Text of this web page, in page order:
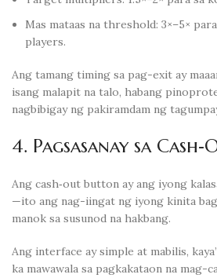
Mas mataas na threshold: 3×–5×
players.
Ang tamang timing sa pag-exit ay
isang malapit na talo, habang
nagbibigay ng pakiramdam ng
4. Pagsasanay sa
Ang cash‑out button ay ang iyong
—ito ang nag-iingat ng iyong kinita
manok sa susunod na hakbang.
Ang interface ay simple at mabilis,
ka mawawala sa pagkakataon na mag-